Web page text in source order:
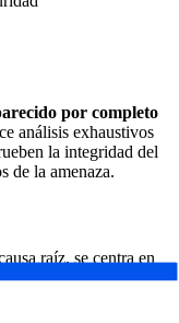
por completo
análisis exhaustivos
la integridad del
de la amenaza.
raíz, se centra en
necesarias